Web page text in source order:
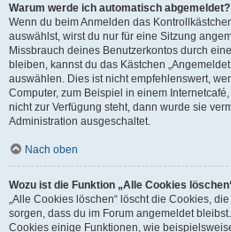
Warum werde ich automatisch abgemeldet?
Wenn du beim Anmelden das
auswählst, wirst du nur für eine Sitzung
Missbrauch deines Benutzerkontos durch
bleiben, kannst du das Kästchen
auswählen. Dies ist nicht empfehlenswert,
Computer, zum Beispiel in einem
nicht zur Verfügung steht, dann wurde sie
Administration ausgeschaltet.
Nach oben
Wozu ist die Funktion „Alle Cookies
„Alle Cookies löschen“ löscht die Cookies,
sorgen, dass du im Forum angemeldet
Cookies einige Funktionen, wie